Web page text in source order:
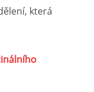
která